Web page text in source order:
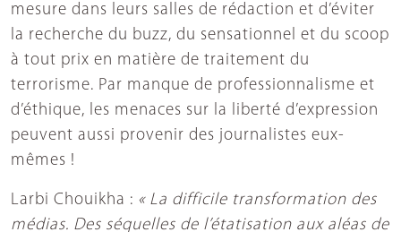
mesure dans leurs salles de rédaction et d’éviter
la recherche du buzz, du sensationnel et du scoop
à tout prix en matière de traitement du
terrorisme. Par manque de professionnalisme et
d’éthique, les menaces sur la liberté d’expression
peuvent aussi provenir des journalistes eux-
mêmes !
Larbi Chouikha : « La difficile transformation des
médias. Des séquelles de l’étatisation aux aléas de